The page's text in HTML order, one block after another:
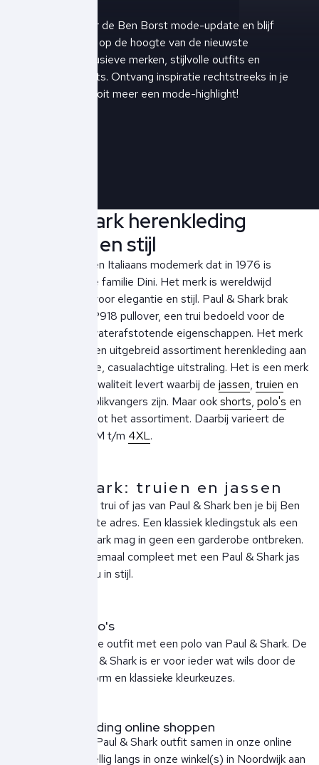
Schrijf je in voor de Ben Borst mode-update en blijf
altijd als eerste op de hoogte van de nieuwste
collecties, exclusieve merken, stijlvolle outfits en
upcoming events. Ontvang inspiratie rechtstreeks in je
inbox en mis nooit meer een mode-highlight!
Paul & Shark herenkleding
elegantie en stijl
Paul & Shark is een Italiaans modemerk dat in 1976 is
opgericht door de familie Dini. Het merk is wereldwijd
bekend en staat voor elegantie en stijl. Paul & Shark brak
door met de COP918 pullover, een trui bedoeld voor de
watersport met waterafstotende eigenschappen. Het merk
biedt inmiddels een uitgebreid assortiment herenkleding aan
met een sportieve, casualachtige uitstraling. Het is een merk
dat absolute topkwaliteit levert waarbij de jassen, truien en
vesten de grote blikvangers zijn. Maar ookshorts, polo's en
behoren tot het assortiment. Daarbij varieert de
maatvoering van M t/m 4XL.
Paul & Shark: truien en jassen
Voor een stijlvolle trui of jas van Paul & Shark ben je bij Ben
Borst aan het juiste adres. Een klassiek kledingstuk als een
trui van Paul & Shark mag in geen een garderobe ontbreken.
Maak je outfit helemaal compleet met een Paul & Shark jas
en trotseer de kou in stijl.
Paul&Shark polo's
Zet de basis van je outfit met een polo van Paul & Shark. De
collectie van Paul & Shark is er voor ieder wat wils door de
flatterende pasvorm en klassieke kleurkeuzes.
Paul&Shark kleding online shoppen
Stel jouw nieuwe Paul & Shark outfit samen in onze online
shop of kom gezellig langs in onze winkel(s) in Noordwijk aan